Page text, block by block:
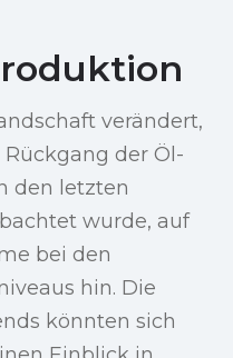
verändert,
der Öl-
den letzten
wurde, auf
bei den
hin. Die
könnten sich